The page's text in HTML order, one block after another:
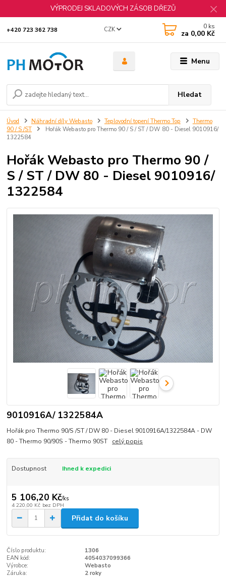
VÝPRODEJ SKLADOVÝCH ZÁSOB DŘEZŮ
Menu
CZK
Hledat
+420 723 362 738 0 ks
za 0,00 Kč
Úvod Náhradní díly Webasto Teplovodní topení Thermo Top
Thermo
90 / S /ST
Hořák Webasto pro Thermo 90 / S / ST / DW 80 - Diesel 9010916/
1322584
Hořák Webasto pro Thermo 90 /
S / ST / DW 80 - Diesel 9010916/
1322584
9010916A/ 1322584A
Hořák pro Thermo 90/S /ST / DW 80 - Diesel 9010916A/1322584A - DW
80 - Thermo 90/90S - Thermo 90ST celý popis
Dostupnost Ihned k expedici
5 106,20 Kč/ks
4 220,00 Kč bez DPH
Přidat do košíku
Číslo produktu:
1306
EAN kód:
4054037099366
Výrobce:
Webasto
Záruka:
2 roky